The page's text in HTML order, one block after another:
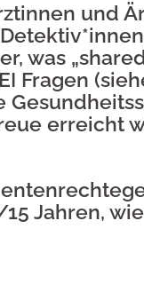
und
was
Fragen
erreicht
Jahren,